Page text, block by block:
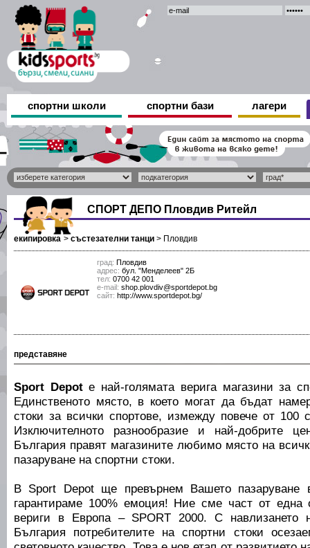
спортни школи спортни бази лагери
СПОРТ ДЕПО Пловдив Ритейл
екипировка > състезателни танци > Пловдив
град: Пловдив
адрес: бул. "Менделеев" 2Б
тел: 0700 42 001
е-mail: shop.plovdiv@sportdepot.bg
сайт: http://www.sportdepot.bg/
представяне
Sport Depotе най-голямата верига магазини за
Единственото място, в което могат да бъдат
стоки за всички спортове, измежду повече от 100
Изключителното разнообразие и най-добрите
България правят магазините любимо място на
пазаруване на спортни стоки.
В Sport Depot ще превърнем Вашето пазаруване
гарантираме 100% емоция! Ние сме част от една
вериги в Европа – SPORT 2000. С навлизането
България потребителите на спортни стоки